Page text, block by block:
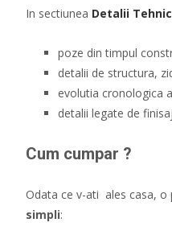
In sectiunea Detalii
poze din timpul
detalii de structura,
evolutia cronologica
detalii legate de
Cum cumpar ?
Odata ce v-ati ales casa, o
simpli: